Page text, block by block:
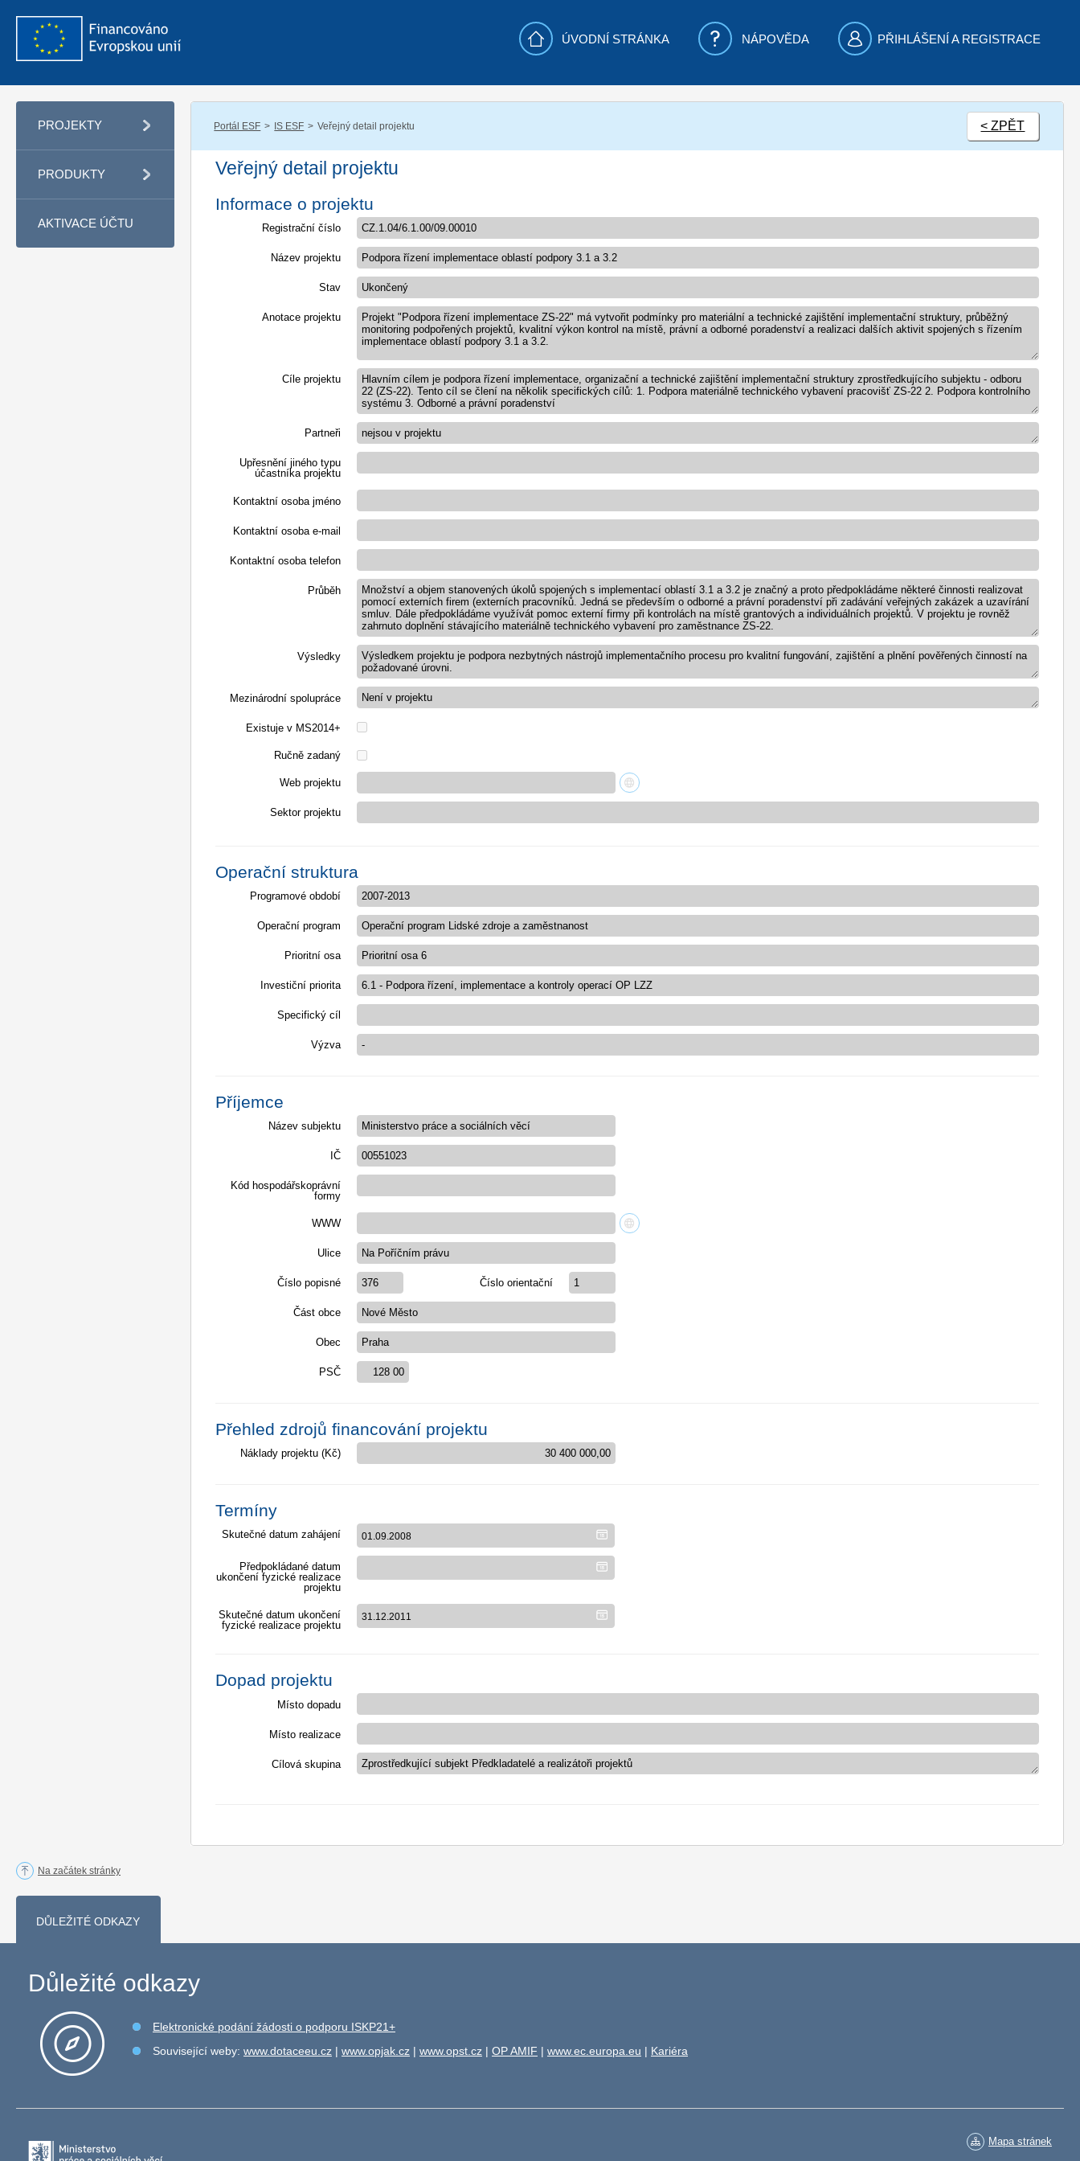
ÚVODNÍ STRÁNKA NÁPOVĚDA PŘIHLÁŠENÍ A REGISTRACE
PROJEKTY
PRODUKTY
AKTIVACE ÚČTU
Portál ESF IS ESF Veřejný detail projektu < ZPĚT
Veřejný detail projektu
Informace o projektu
Registrační číslo
Název projektu
Stav
Anotace projektu
Projekt "Podpora řízení implementace ZS-22" má vytvořit podmínky pro materiální a technické zajištění implementační struktury, průběžný
monitoring podpořených projektů, kvalitní výkon kontrol na místě, právní a odborné poradenství a realizaci dalších aktivit spojených s řízením
implementace oblastí podpory 3.1 a 3.2.
Cíle projektu
Hlavním cílem je podpora řízení implementace, organizační a technické zajištění implementační struktury zprostředkujícího subjektu - odboru
22 (ZS-22). Tento cíl se člení na několik specifických cílů: 1. Podpora materiálně technického vybavení pracovišť ZS-22 2. Podpora kontrolního
systému 3. Odborné a právní poradenství
Partneři nejsou v projektu
Upřesnění jiného typu
účastníka projektu
Kontaktní osoba jméno
Kontaktní osoba e-mail
Kontaktní osoba telefon
Průběh
Množství a objem stanovených úkolů spojených s implementací oblastí 3.1 a 3.2 je značný a proto předpokládáme některé činnosti realizovat
pomocí externích firem (externích pracovníků. Jedná se především o odborné a právní poradenství při zadávání veřejných zakázek a uzavírání
smluv. Dále předpokládáme využívát pomoc externí firmy při kontrolách na místě grantových a individuálních projektů. V projektu je rovněž
zahrnuto doplnění stávajícího materiálně technického vybavení pro zaměstnance ZS-22.
Výsledky
Výsledkem projektu je podpora nezbytných nástrojů implementačního procesu pro kvalitní fungování, zajištění a plnění pověřených činností na
požadované úrovni.
Mezinárodní spolupráce Není v projektu
Existuje v MS2014+
Ručně zadaný
Web projektu
Sektor projektu
Operační struktura
Programové období
Operační program
Prioritní osa
Investiční priorita
Specifický cíl
Výzva
Příjemce
Název subjektu
IČ
Kód hospodářskoprávní
formy
WWW
Ulice
Číslo popisné Číslo orientační
Část obce
Obec
PSČ
Přehled zdrojů financování projektu
Náklady projektu (Kč)
Termíny
Skutečné datum zahájení
Předpokládané datum
ukončení fyzické realizace
projektu
Skutečné datum ukončení
fyzické realizace projektu
Dopad projektu
Místo dopadu
Místo realizace
Cílová skupina Zprostředkující subjekt Předkladatelé a realizátoři projektů
Na začátek stránky
DŮLEŽITÉ ODKAZY
Důležité odkazy
Elektronické podání žádosti o podporu ISKP21+
Související weby: www.dotaceeu.cz | www.opjak.cz | www.opst.cz | OP AMIF | www.ec.europa.eu | Kariéra
Mapa stránek